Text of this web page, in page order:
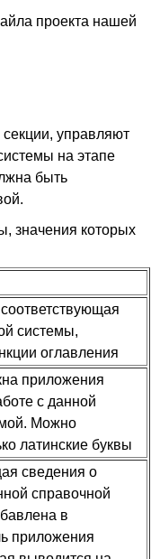
проекта нашей
управляют
на этапе
быть
значения которых
системы,
оглавления
приложения
с данной
Можно
латинские буквы
сведения о
справочной
в
приложения